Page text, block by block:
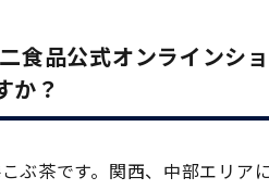
食品公式オンラインシ
か？
ぶ茶です。関西、中部エリア